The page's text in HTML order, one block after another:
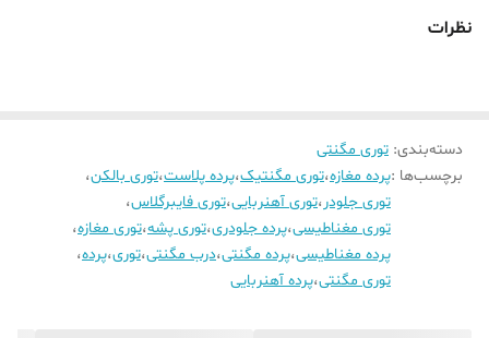
نظرات
دسته‌بندی: توری مگنتی
برچسب‌ها :پرده مغازه،توری مگنتیک،پرده پلاست،توری بالکن،
توری جلودر ،توری آهنربایی،توری فایبرگلاس،
توری مغناطیسی،پرده جلودری،توری پشه،توری مغازه،
پرده مغناطیسی،پرده مگنتی،درب مگنتی،توری،پرده،
توری مگنتی،پرده آهنربایی